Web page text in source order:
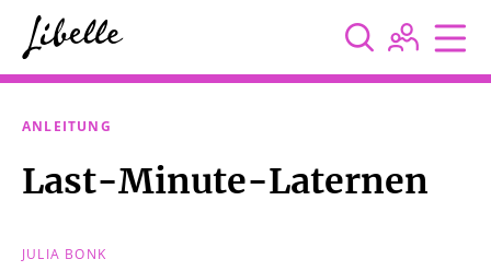
  
ANLEITUNG
Last-Minute-Laternen
JULIA BONK